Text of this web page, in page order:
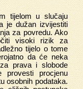
tijelom u slučaju
je dužan izvijestiti
za povredu. Ako
visoki rizik za
tijelo o tome
da će neka
prava i slobode
provesti procjenu
osobnih podataka.